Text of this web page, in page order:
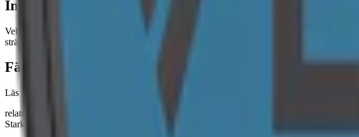
Information om varumärket Velo
Velo är ett ledande varumärke för tobaksfritt vitt snus från British American Tobacco.
strävar efter att erbjuda anpassade nikotinupplevelser till konsumenter globalt. Velo tillverkar
Färskt vitt snus
Läs mer om hur du förvarar Velo Cool Storm Zero:
relaterade produkter
Stark